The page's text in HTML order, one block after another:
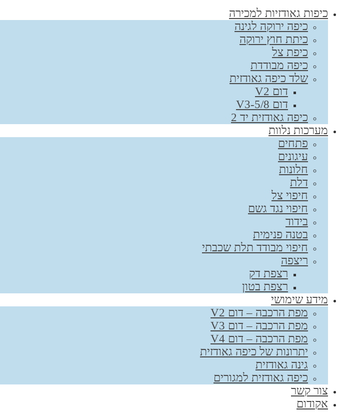
כיפות גאודזיות למכירה
כיפה ירוקה לגינה
כיתת חוץ ירוקה
כיפת צל
כיפה מבודדת
שלד כיפה גאודזית
דום V2
דום V3-5/8
כיפה גאודזית יד 2
מערכות נלוות
פתחים
עיגונים
חלונות
דלת
חיפוי צל
חיפוי נגד גשם
בידוד
בטנה פנימית
חיפוי מבודד תלת שכבתי
ריצפה
רצפת דק
רצפת בטון
מידע שימושי
מפת הרכבה – דום V2
מפת הרכבה – דום V3
מפת הרכבה – דום V4
יתרונות של כיפה גאודזית
גינה גאודזית
כיפה גאודזית למגורים
צור קשר
אקודום